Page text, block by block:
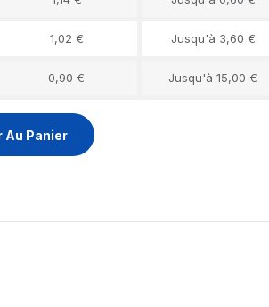
1,02 € Jusqu'à 3,60 €
0,90 € Jusqu'à 15,00 €
Au Panier